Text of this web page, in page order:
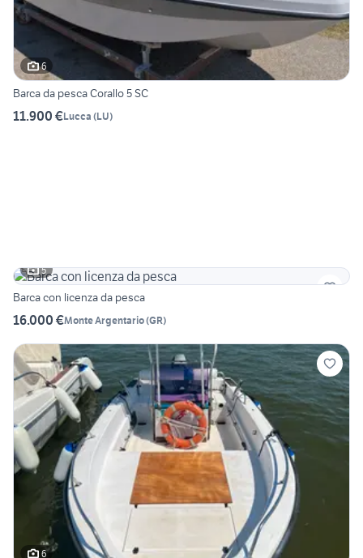
6
Barca da pesca Corallo 5 SC
11.900 €Lucca (LU)
5
Barca con licenza da pesca
16.000 €Monte Argentario(GR)
6